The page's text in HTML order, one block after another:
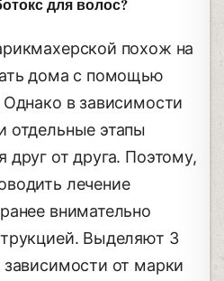
для волос?
похож на
дома с помощью
Однако в зависимости
отдельные этапы
друг от друга. Поэтому,
лечение
внимательно
Выделяют 3
от марки